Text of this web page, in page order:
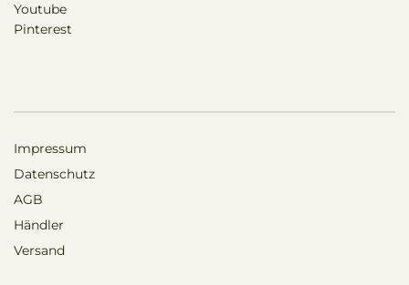
Impressum
Datenschutz
AGB
Händler
Versand
Youtube
Pinterest